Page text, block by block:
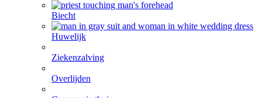
Biecht
Huwelijk
Ziekenzalving
Overlijden